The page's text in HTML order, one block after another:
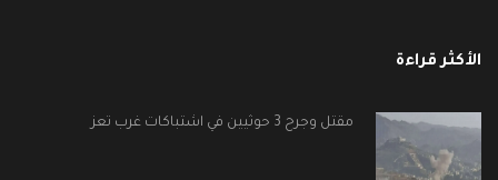
الأكثر قراءة
مقتل وجرح 3 حوثيين في اشتباكات غرب تعز